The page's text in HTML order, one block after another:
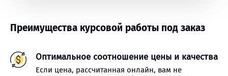
Преимущества курсовой работы под заказ
Оптимальное соотношение цены и качества
Если цена, рассчитанная онлайн, вам не